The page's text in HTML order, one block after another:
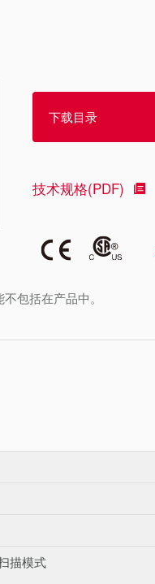
包括在产品中。
下载目录
技术规格(PDF)
描模式